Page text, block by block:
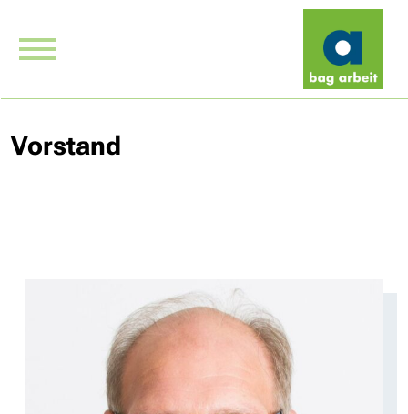
Vorstand